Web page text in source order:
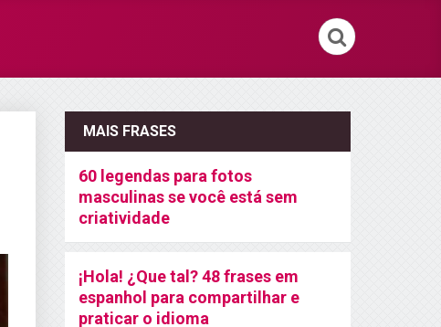
MAIS FRASES
60 legendas para fotos
masculinas se você está sem
criatividade
¡Hola! ¿Que tal? 48 frases em
espanhol para compartilhar e
praticar o idioma